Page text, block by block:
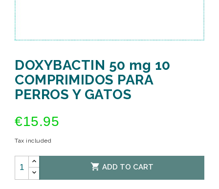
DOXYBACTIN 50 mg 10
COMPRIMIDOS PARA
PERROS Y GATOS
€15.95
Tax included
 ADD TO CART